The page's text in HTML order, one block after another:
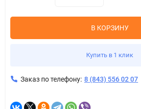
В КОРЗИНУ
Купить в 1 клик
Заказ по телефону: 8 (843) 556 02 07